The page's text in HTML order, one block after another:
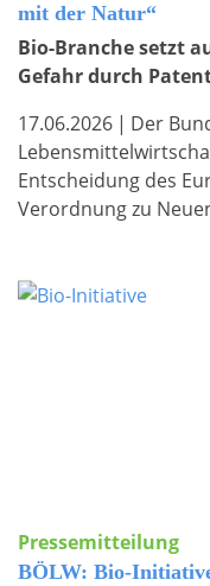
mit der Natur“
Bio-Branche setzt
Gefahr durch
17.06.2026 | Der
Entscheidung des
Verordnung zu
Pressemitteilung
BÖLW: Bio-